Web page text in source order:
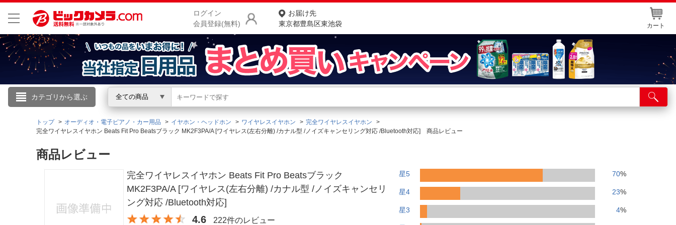
ログイン
会員登録(無料)
お届け先
東京都豊島区東池袋
カート
カテゴリから選ぶ 全ての商品
こんにちは
ログイン
お買いもの履歴
商品をさがす
ランキングからさがす
カテゴリ一覧からさがす
お客様サポート
店舗サービス
ネット取り置き
ポイントカードWEB登録
お取り寄せ品入荷状況照会
トップ オーディオ・電子ピアノ・カー用品 イヤホン・ヘッドホン ワイヤレスイヤホン
完全ワイヤレスイヤホン
完全ワイヤレスイヤホン Beats Fit Pro Beatsブラック MK2F3PA/A [ワイヤレス(左右分離) /カナル型 /ノイズキャンセリング対応 /Bluetooth対応] 商品レビュー
商品レビュー
完全ワイヤレスイヤホン Beats Fit Pro Beatsブラック
MK2F3PA/A [ワイヤレス(左右分離) /カナル型 /ノイズキャンセリ
ング対応 /Bluetooth対応]
4.6 222件のレビュー
星5 70%
星4 23%
星3 4%